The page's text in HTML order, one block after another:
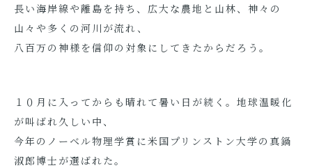
長い海岸線や離島を持ち、広大な農地と山林、神々の
山々や多くの河川が流れ、
八百万の神様を信仰の対象にしてきたからだろう。
１０月に入ってからも晴れて暑い日が続く。地球温暖化
が叫ばれ久しい中、
今年のノーベル物理学賞に米国プリンストン大学の真鍋
淑郎博士が選ばれた。